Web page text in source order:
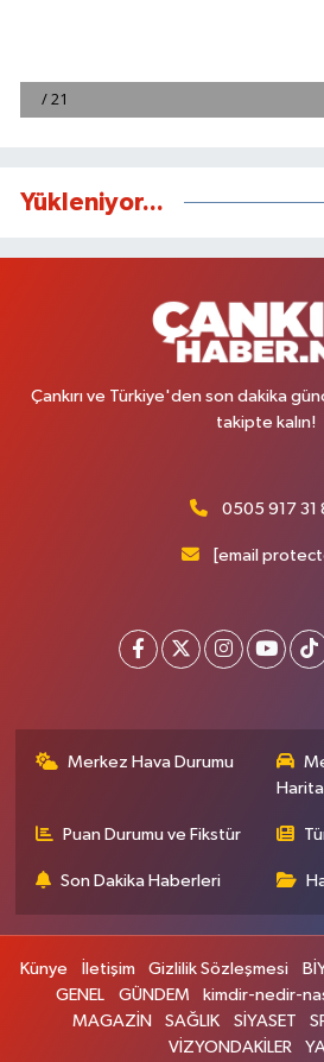
Yükleniyor...
Çankırı ve Türkiye'den son dakika
takipte kalın!
0505 917 31
[email
Merkez Hava Durumu
Puan Durumu ve Fikstür
Son Dakika Haberleri
Künye İletişim Gizlilik Sözleşmesi
GENEL
GÜNDEM kimdir-nedir-
MAGAZİN
SAĞLIK SİYASET
VİZYONDAKİLER